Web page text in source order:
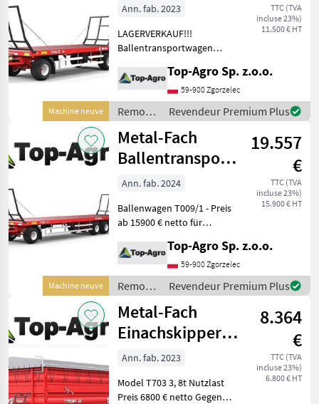
Machine neuve
Ballentransportwagen
T0
TTC (TVA
incluse 23%)
11.500 € HT
Ann. fab. 2023
LAGERVERKAUF!!!
Ballentransportwagen
- letzte STK noch
verfügbar!!! Technische
Daten: Typgenehmigung PL
Zulässige Geschwindigkei
Top-Agro Sp. z.o.o.
59-900 Zgorzelec
Remorques
/ Metal-
Fach
Revendeur Premium Plus
Machine neuve
Metal-Fach
Ballentransportanhänger
T009/1
19.557
€
TTC (TVA
incluse 23%)
15.900 € HT
Ann. fab. 2024
Ballenwagen T009/1 - Preis
ab 15900 € netto für
Technische Daten: Nutzlast
[kg] 11 440 Gewicht [kg]
3560 Gesamtlänge /
Gesamtbre
Top-Agro Sp. z.o.o.
59-900 Zgorzelec
Remorques
/ Metal-
Fach
Revendeur Premium Plus
Metal-Fach
Einachskipper
T703A
8.364
€
TTC (TVA
incluse 23%)
6.800 € HT
Ann. fab. 2023
Model T703 3, 8t Nutzlast
Preis 6800 € netto Gegen